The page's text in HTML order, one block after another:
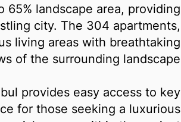
landscape area, providing
city. The 304 apartments,
living areas with breathtaking
of the surrounding landscape.
provides easy access to key
for those seeking a luxurious